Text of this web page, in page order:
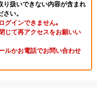
扱いできない内容が含まれ
い。
グインできません｡
じて再アクセスをお願いい
ルかお電話でお問い合わせ